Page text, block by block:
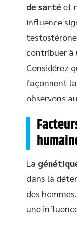
de santéet
influence
testostérone
contribuer à
Considérez
façonnent
observons
La
dans la
des
une